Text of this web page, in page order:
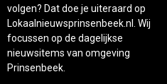
volgen? Dat doe je uiteraard op
Lokaalnieuwsprinsenbeek.nl. Wij
focussen op de dagelijkse
nieuwsitems van omgeving
Prinsenbeek.